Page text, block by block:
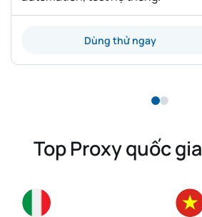
Dùng thử ngay
Top Proxy quốc gia